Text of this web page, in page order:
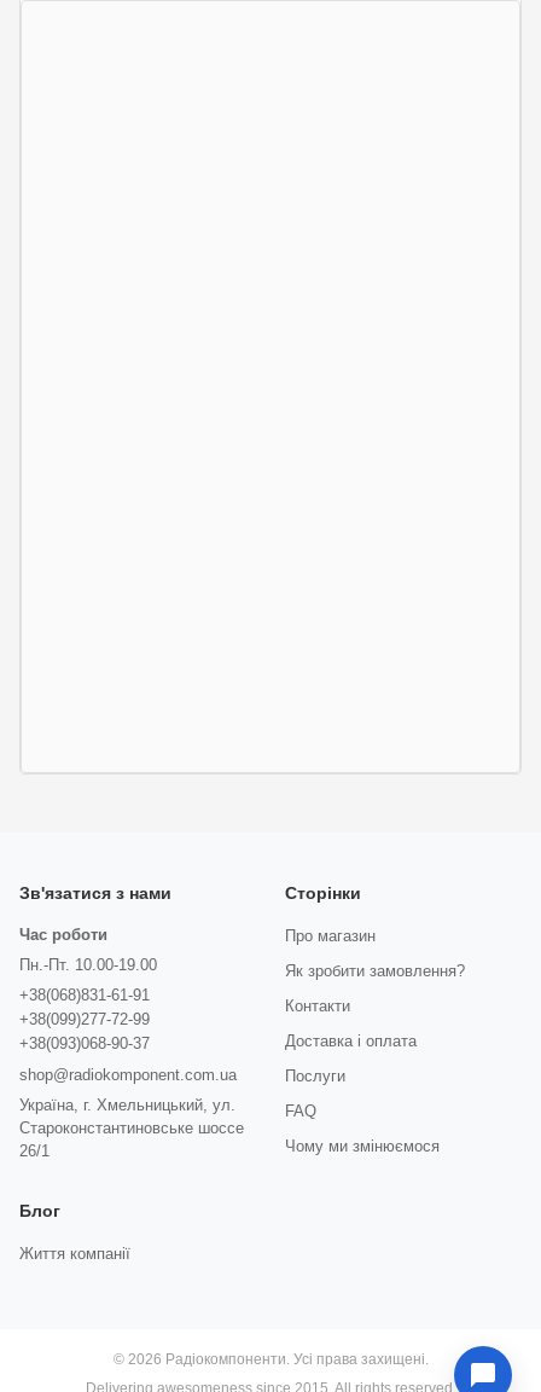
Зв'язатися з нами
Час роботи
Пн.-Пт. 10.00-19.00
+38(068)831-61-91
+38(099)277-72-99
+38(093)068-90-37
shop@radiokomponent.com.ua
Україна, г. Хмельницький, ул.
Староконстантиновське шоссе
26/1
Сторінки
Про магазин
Як зробити замовлення?
Контакти
Доставка і оплата
Послуги
FAQ
Чому ми змінюємося
Блог
Життя компанії
© 2026 Радіокомпоненти. Усі права захищені.
Delivering awesomeness since 2015. All rights reserved.